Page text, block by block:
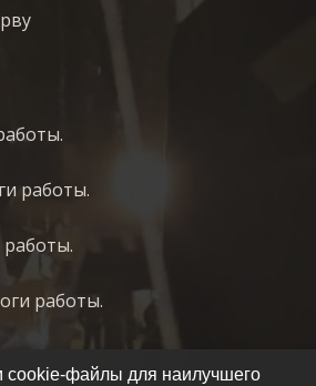
работы.
работы.
cookie-файлы для наилучшего